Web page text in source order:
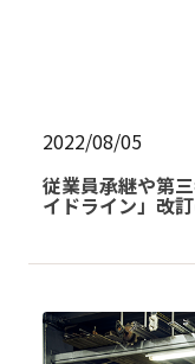
2022/08/05
従業員承継や第
イドライン」改